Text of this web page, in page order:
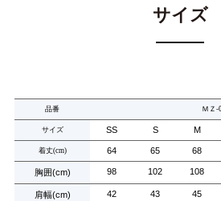
サイズ
品番 ＭＺ -
サイズ SS S M
着丈(cm) 64 65 68
胸囲(cm) 98 102 108
肩幅(cm) 42 43 45